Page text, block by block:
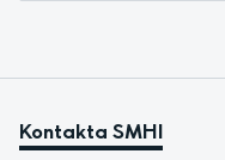
Kontakta SMHI